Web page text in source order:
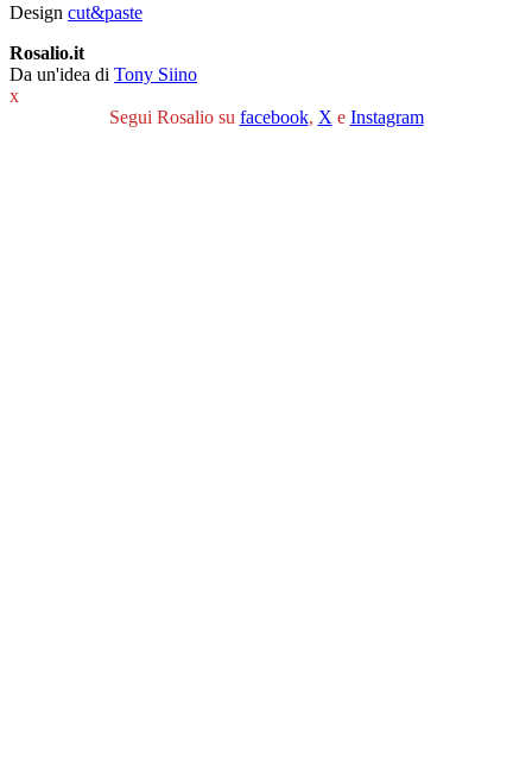
Design cut&paste
Rosalio.it
Da un'idea di Tony Siino
x
Segui Rosalio su facebook, X e Instagram